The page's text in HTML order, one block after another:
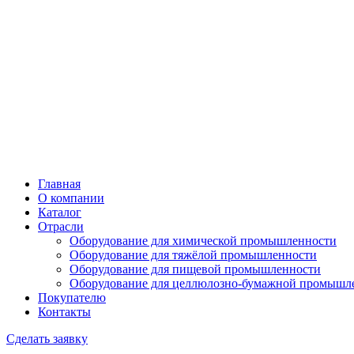
Главная
О компании
Каталог
Отрасли
Оборудование для химической промышленности
Оборудование для тяжёлой промышленности
Оборудование для пищевой промышленности
Оборудование для целлюлозно-бумажной
Покупателю
Контакты
Сделать заявку